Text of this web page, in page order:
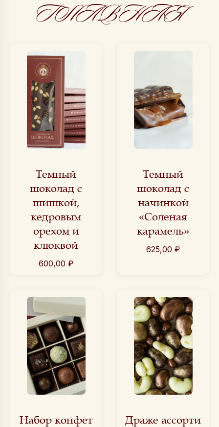
ГЛАВНАЯ
Темный
шоколад с
шишкой,
кедровым
орехом и
клюквой
600,00 ₽
Темный
шоколад с
начинкой
«Соленая
карамель»
625,00 ₽
Набор конфет
Драже ассорти